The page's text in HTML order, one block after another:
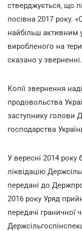
стверджується, що
посівна 2017 року.
найбільш активним
виробленого на
сказано у зверненні.
Копії звернення
продовольства
заступнику голови
господарства
У вересні 2014
ліквідацію
передані до
2016 року Уряд
передачі граничної